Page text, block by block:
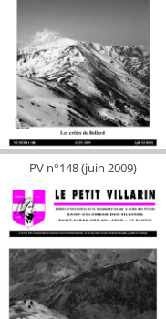
PV n°148 (juin 2009)